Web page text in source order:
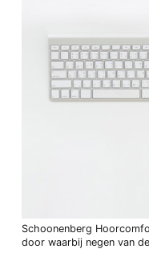
Schoonenberg
door waarbij negen van